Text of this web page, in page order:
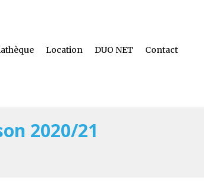
Location DUO NET Contact
2020/21